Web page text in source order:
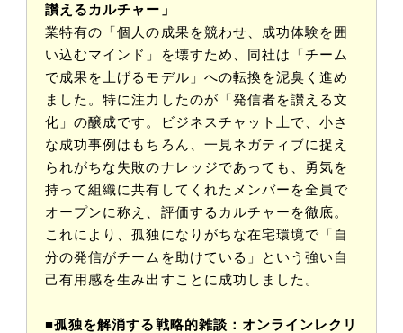
讃えるカルチャー」
業特有の「個人の成果を競わせ、成功体験を囲
い込むマインド」を壊すため、同社は「チーム
で成果を上げるモデル」への転換を泥臭く進め
ました。特に注力したのが「発信者を讃える文
化」の醸成です。ビジネスチャット上で、小さ
な成功事例はもちろん、一見ネガティブに捉え
られがちな失敗のナレッジであっても、勇気を
持って組織に共有してくれたメンバーを全員で
オープンに称え、評価するカルチャーを徹底。
これにより、孤独になりがちな在宅環境で「自
分の発信がチームを助けている」という強い自
己有用感を生み出すことに成功しました。
■孤独を解消する戦略的雑談：オンラインレクリ